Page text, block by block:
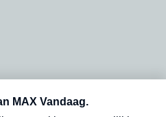
en dinsdagochtend in